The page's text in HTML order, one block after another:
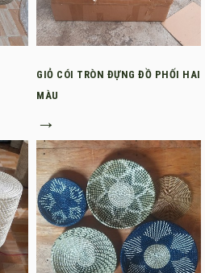
GIỎ CÓI TRÒN ĐỰNG ĐỒ PHỐI HAI
MÀU
→